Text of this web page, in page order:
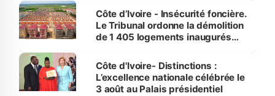
Côte d’Ivoire - Insécurité foncière.
Le Tribunal ordonne la démolition
de 1 405 logements inaugurés
Bassam
Côte d'Ivoire- Distinctions :
L’excellence nationale célébrée le
3 août au Palais présidentiel